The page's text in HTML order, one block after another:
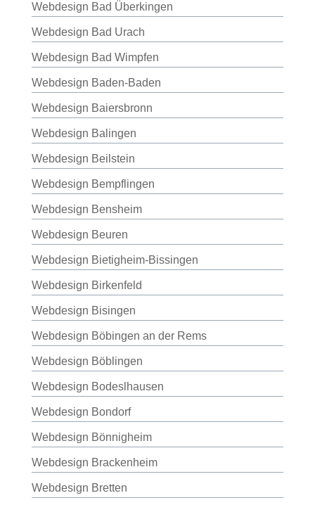
Webdesign Bad Überkingen
Webdesign Bad Urach
Webdesign Bad Wimpfen
Webdesign Baden-Baden
Webdesign Baiersbronn
Webdesign Balingen
Webdesign Beilstein
Webdesign Bempflingen
Webdesign Bensheim
Webdesign Beuren
Webdesign Bietigheim-Bissingen
Webdesign Birkenfeld
Webdesign Bisingen
Webdesign Böbingen an der Rems
Webdesign Böblingen
Webdesign Bodeslhausen
Webdesign Bondorf
Webdesign Bönnigheim
Webdesign Brackenheim
Webdesign Bretten